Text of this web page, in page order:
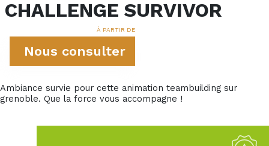
CHALLENGE SURVIVOR
À PARTIR DE
Nous consulter
Ambiance survie pour cette animation teambuilding sur
grenoble. Que la force vous accompagne !